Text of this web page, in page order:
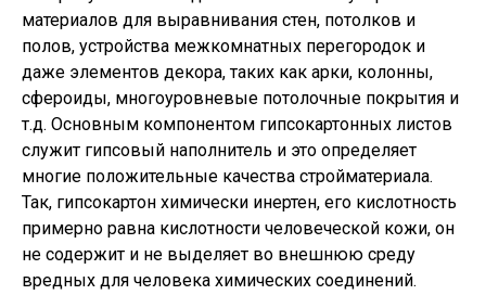
материалов для выравнивания стен, потолков и
полов, устройства межкомнатных перегородок и
даже элементов декора, таких как арки, колонны,
сфероиды, многоуровневые потолочные покрытия и
т.д. Основным компонентом гипсокартонных листов
служит гипсовый наполнитель и это определяет
многие положительные качества стройматериала.
Так, гипсокартон химически инертен, его кислотность
примерно равна кислотности человеческой кожи, он
не содержит и не выделяет во внешнюю среду
вредных для человека химических соединений.